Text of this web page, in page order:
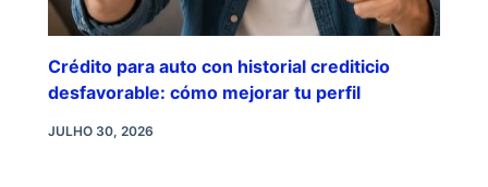
Crédito para auto con historial crediticio
desfavorable: cómo mejorar tu perfil
JULHO 30, 2026